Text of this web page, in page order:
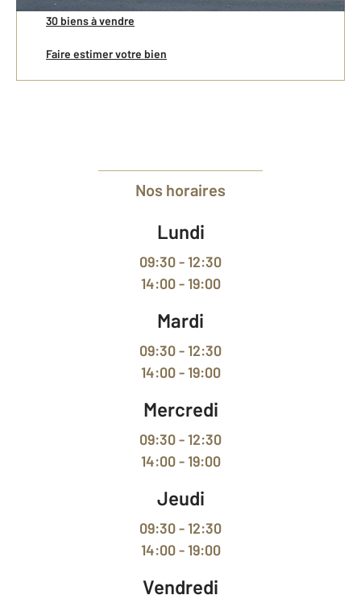
30 biens à vendre
Faire estimer votre bien
Nos horaires
Lundi
09:30 - 12:30
14:00 - 19:00
Mardi
09:30 - 12:30
14:00 - 19:00
Mercredi
09:30 - 12:30
14:00 - 19:00
Jeudi
09:30 - 12:30
14:00 - 19:00
Vendredi